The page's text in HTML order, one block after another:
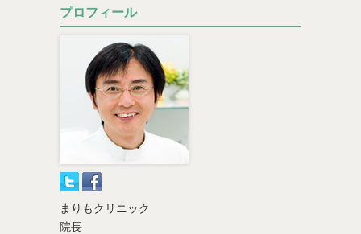
プロフィール
まりもクリニック
院長